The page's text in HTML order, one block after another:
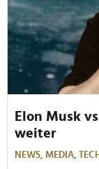
Elon Musk
weiter
NEWS, MEDIA,